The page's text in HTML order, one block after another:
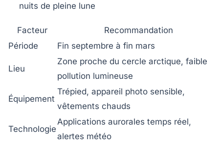
nuits de pleine lune
Facteur
Recommandation
Période
Fin septembre à fin mars
Lieu
Zone proche du cercle arctique, faible
pollution lumineuse
Équipement
Trépied, appareil photo sensible,
vêtements chauds
Technologie
Applications aurorales temps réel,
alertes météo